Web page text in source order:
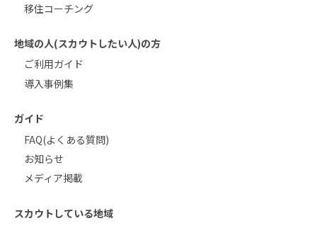
移住コーチング
地域の人(スカウトしたい人)の方
ご利用ガイド
導入事例集
ガイド
FAQ(よくある質問)
お知らせ
メディア掲載
スカウトしている地域